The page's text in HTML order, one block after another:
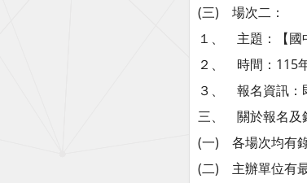
(三) 場次二：
１、 主題：【國
２、 時間：115
３、 報名資訊：
三、 關於報名及
(一) 各場次均有錄
(二) 主辦單位有最